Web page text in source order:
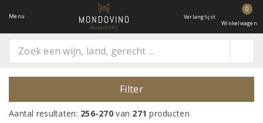
Menu Verlanglijst
0
Winkelwagen
Filter
Aantal resultaten: 256-270van 271 producten